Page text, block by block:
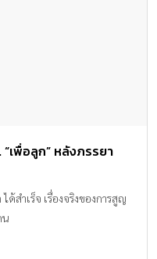
เพื่อลูก” หลังภรรยา
สำเร็จ เรื่องจริงของการสูญ
น